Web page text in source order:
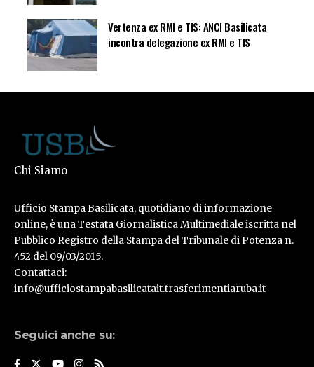
Vertenza ex RMI e TIS: ANCI Basilicata
incontra delegazione ex RMI e TIS
Chi Siamo
Ufficio Stampa Basilicata, quotidiano di informazione
online, è una Testata Giornalistica Multimediale iscritta nel
Pubblico Registro della Stampa del Tribunale di Potenza n.
452 del 09/03/2015.
Contattaci:
info@ufficiostampabasilicatait.trasferimentiaruba.it
Seguici anche su: